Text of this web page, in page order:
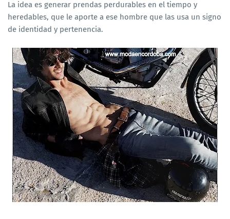
La idea es generar prendas perdurables en el tiempo y
heredables, que le aporte a ese hombre que las usa un signo
de identidad y pertenencia.